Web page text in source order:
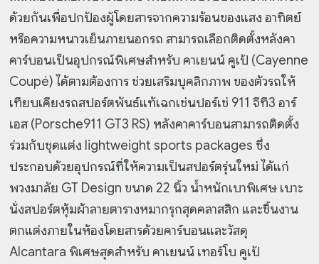
ด้วยกันเพื่อปกป้องผู้โดยสารจากความร้อนของแสง อาทิตย์
หรือความหนาวเย็นภายนอกรถ สามารถเลือกติดตั้งหลังคา
คาร์บอนเป็นอุปกรณ์พิเศษสำหรับ คาเยนน์ คูเป้ (Cayenne
Coupé) ได้ตามต้องการ ช่วยเสริมบุคลิกภาพ ของตัวรถให้
เทียบเคียงรถสปอร์ตพันธ์แท้เฉกเช่นปอร์เช่ 911 จีที3 อาร์
เอส (Porsche911 GT3 RS) หลังคาคาร์บอนสามารถติดตั้ง
ร่วมกับชุดแต่ง lightweight sports packages ซึ่ง
ประกอบด้วยอุปกรณ์ที่ให้ความเป็นสปอร์ตรุ่นใหม่ ได้แก่
พวงมาลัย GT Design ขนาด 22 นิ้ว น้ำหนักเบาพิเศษ เบาะ
นั่งสปอร์ตหุ้มผ้าลายตารางหมากรุกสุดคลาสสิก และชิ้นงาน
ตกแต่งภายในห้องโดยสารด้วยคาร์บอนและวัสดุ
Alcantara พิเศษสุดสำหรับ คาเยนน์ เทอร์โบ คูเป้